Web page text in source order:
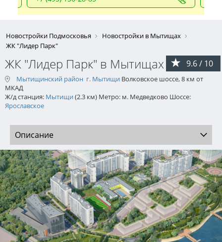
Новостройки Подмосковья
Новостройки в Мытищах
ЖК "Лидер Парк"
ЖК "Лидер Парк" в Мытищах 9.6 / 10
Мытищинский район г. Мытищи Волковское шоссе, 8 км от
МКАД
Ж/д станция: Мытищи(2.3 км) Метро: м. Медведково Шоссе:
Ярославское
Описание